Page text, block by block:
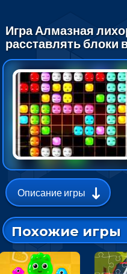
Игра Алмазная
расставлять блоки
Описание игры
Похожие игры